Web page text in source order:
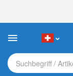
Sie:
Website
ein Suchbegriff /